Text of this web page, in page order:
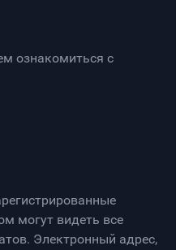
ознакомиться с
могут видеть все
Электронный адрес,